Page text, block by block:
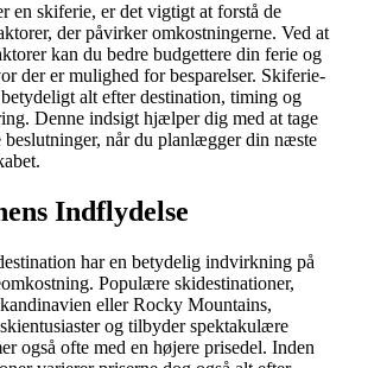
en skiferie, er det vigtigt at forstå de
der påvirker omkostningerne. Ved at
kan du bedre budgettere din ferie og
der er mulighed for besparelser. Skiferie-
alt efter destination, timing og
Denne indsigt hjælper dig med at tage
beslutninger, når du planlægger din næste
Indflydelse
har en betydelig indvirkning på
Populære skidestinationer,
eller Rocky Mountains,
og tilbyder spektakulære
også ofte med en højere prisedel. Inden